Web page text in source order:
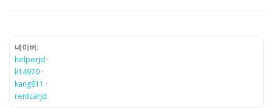
네이버:
helperjd ·
k14970 ·
kang611 ·
rentcarjd